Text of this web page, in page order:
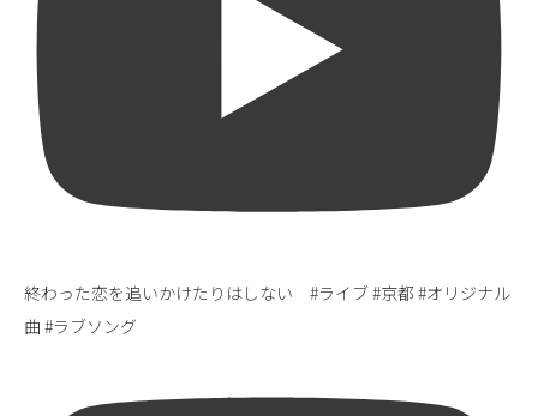
終わった恋を追いかけたりはしない #ライブ #京都 #オリジナル
曲 #ラブソング